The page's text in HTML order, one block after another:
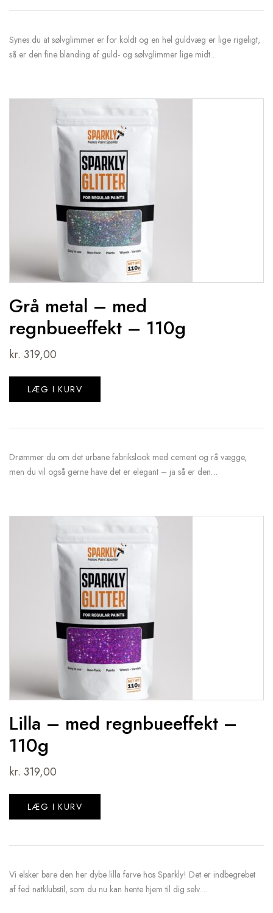
Synes du at sølvglimmer er for koldt og en hel guldvæg er lige rigeligt,
så er den fine blanding af guld- og sølvglimmer lige midt…
Grå metal – med
regnbueeffekt – 110g
kr. 319,00
LÆG I KURV
Drømmer du om det urbane fabrikslook med cement og rå vægge,
men du vil også gerne have det er elegant – ja så er den…
Lilla – med regnbueeffekt –
110g
kr. 319,00
LÆG I KURV
Vi elsker bare den her dybe lilla farve hos Sparkly! Det er indbegrebet
af fed natklubstil, som du nu kan hente hjem til dig selv.…